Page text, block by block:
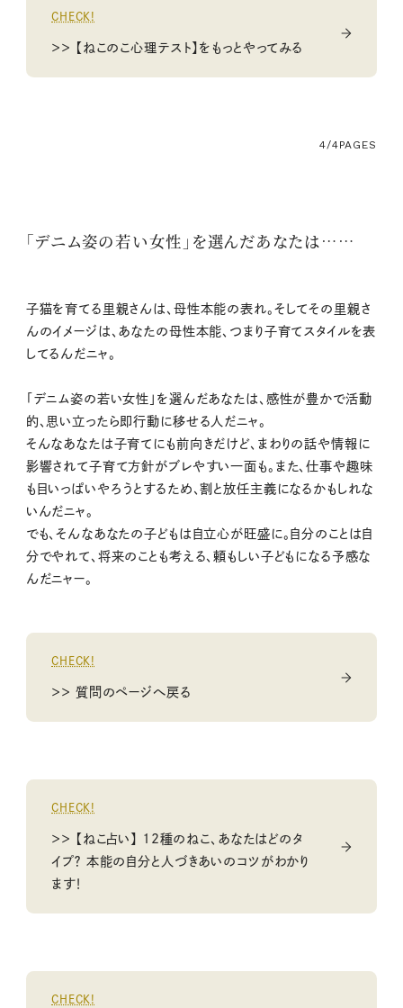
CHECK!
＞＞ 【ねこのこ心理テスト】をもっとやってみる
4/4PAGES
「デニム姿の若い女性」を選んだあなたは……
子猫を育てる里親さんは、母性本能の表れ。そしてその里親さ
んのイメージは、あなたの母性本能、つまり子育てスタイルを表
してるんだニャ。
「デニム姿の若い女性」を選んだあなたは、感性が豊かで活動
的、思い立ったら即行動に移せる人だニャ。
そんなあなたは子育てにも前向きだけど、まわりの話や情報に
影響されて子育て方針がブレやすい一面も。また、仕事や趣味
も目いっぱいやろうとするため、割と放任主義になるかもしれな
いんだニャ。
でも、そんなあなたの子どもは自立心が旺盛に。自分のことは自
分でやれて、将来のことも考える、頼もしい子どもになる予感な
んだニャー。
CHECK!
＞＞ 質問のページへ戻る
CHECK!
＞＞ 【ねこ占い】 12種のねこ、あなたはどのタ
イプ？ 本能の自分と人づきあいのコツがわかり
ます！
CHECK!